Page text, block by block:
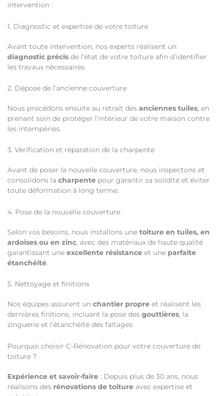
intervention :
1. Diagnostic et expertise de votre toiture
Avant toute intervention, nos experts réalisent un
diagnostic précis de l’état de votre toiture afin d’identifier
les travaux nécessaires.
2. Dépose de l’ancienne couverture
Nous procédons ensuite au retrait des anciennes tuiles, en
prenant soin de protéger l’intérieur de votre maison contre
les intempéries.
3. Vérification et réparation de la charpente
Avant de poser la nouvelle couverture, nous inspectons et
consolidons la charpente pour garantir sa solidité et éviter
toute déformation à long terme.
4. Pose de la nouvelle couverture
Selon vos besoins, nous installons une toiture en tuiles, en
ardoises ou en zinc, avec des matériaux de haute qualité
garantissant une excellente résistance et une parfaite
étanchéité.
5. Nettoyage et finitions
Nos équipes assurent un chantier propre et réalisent les
dernières finitions, incluant la pose des gouttières, la
zinguerie et l’étanchéité des faîtages.
Pourquoi choisir C-Rénovation pour votre couverture de
toiture ?
Expérience et savoir-faire : Depuis plus de 30 ans, nous
réalisons des rénovations de toiture avec expertise et